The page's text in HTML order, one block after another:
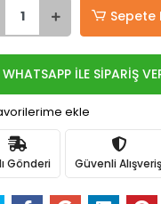
Sepete
WHATSAPP İLE SİPARİŞ
ekle
Gönderi Güvenli Alışveriş